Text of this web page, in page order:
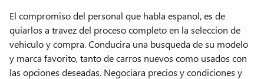
El compromiso del personal que habla espanol, es de
quiarlos a travez del proceso completo en la seleccion de
vehiculo y compra. Conducira una busqueda de su modelo
y marca favorito, tanto de carros nuevos como usados con
las opciones deseadas. Negociara precios y condiciones y